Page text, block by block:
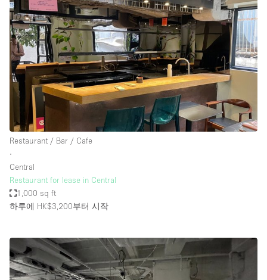
Restaurant / Bar / Cafe
∙
Central
Restaurant for lease in Central
1,000 sq ft
하루에 HK$3,200부터 시작